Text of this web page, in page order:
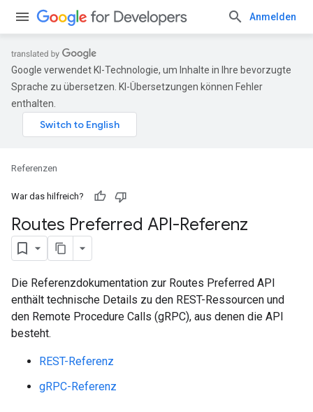
Anmelden
Google verwendet KI-Technologie, um Inhalte in Ihre bevorzugte
Sprache zu übersetzen. KI-Übersetzungen können Fehler
enthalten.
Referenzen
War das hilfreich?
Routes Preferred API-Referenz
Die Referenzdokumentation zur Routes Preferred API
enthält technische Details zu den REST-Ressourcen und
den Remote Procedure Calls (gRPC), aus denen die API
besteht.
REST-Referenz
gRPC-Referenz